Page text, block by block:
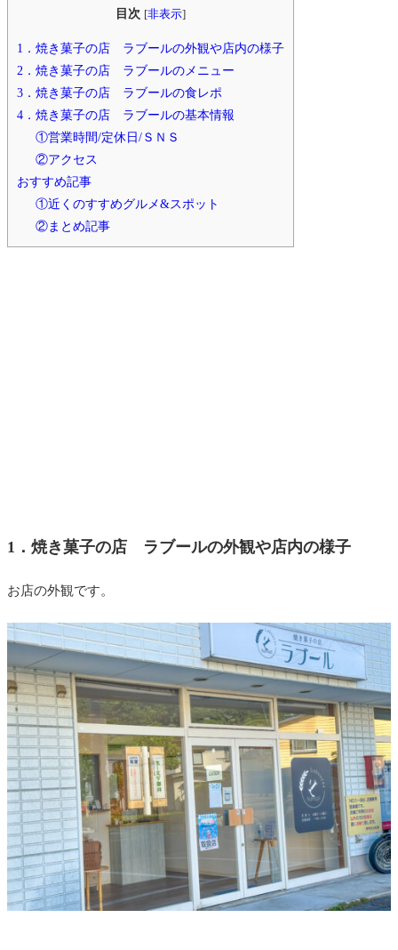
目次 [非表示]
1．焼き菓子の店 ラブールの外観や店内の様子
2．焼き菓子の店 ラブールのメニュー
3．焼き菓子の店 ラブールの食レポ
4．焼き菓子の店 ラブールの基本情報
①営業時間/定休日/ＳＮＳ
②アクセス
おすすめ記事
①近くのすすめグルメ&スポット
②まとめ記事
1．焼き菓子の店 ラブールの外観や店内の様子
お店の外観です。